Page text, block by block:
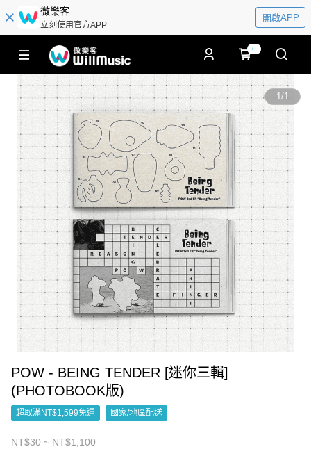
微樂客
立刻使用官方APP
開啟APP
0
1/1
POW - BEING TENDER [迷你三輯]
(PHOTOBOOK版)
超取滿NT$1,599免運 國家/地區配送
NT$30 ~ NT$1,100